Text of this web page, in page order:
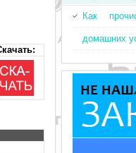
Как
домашних